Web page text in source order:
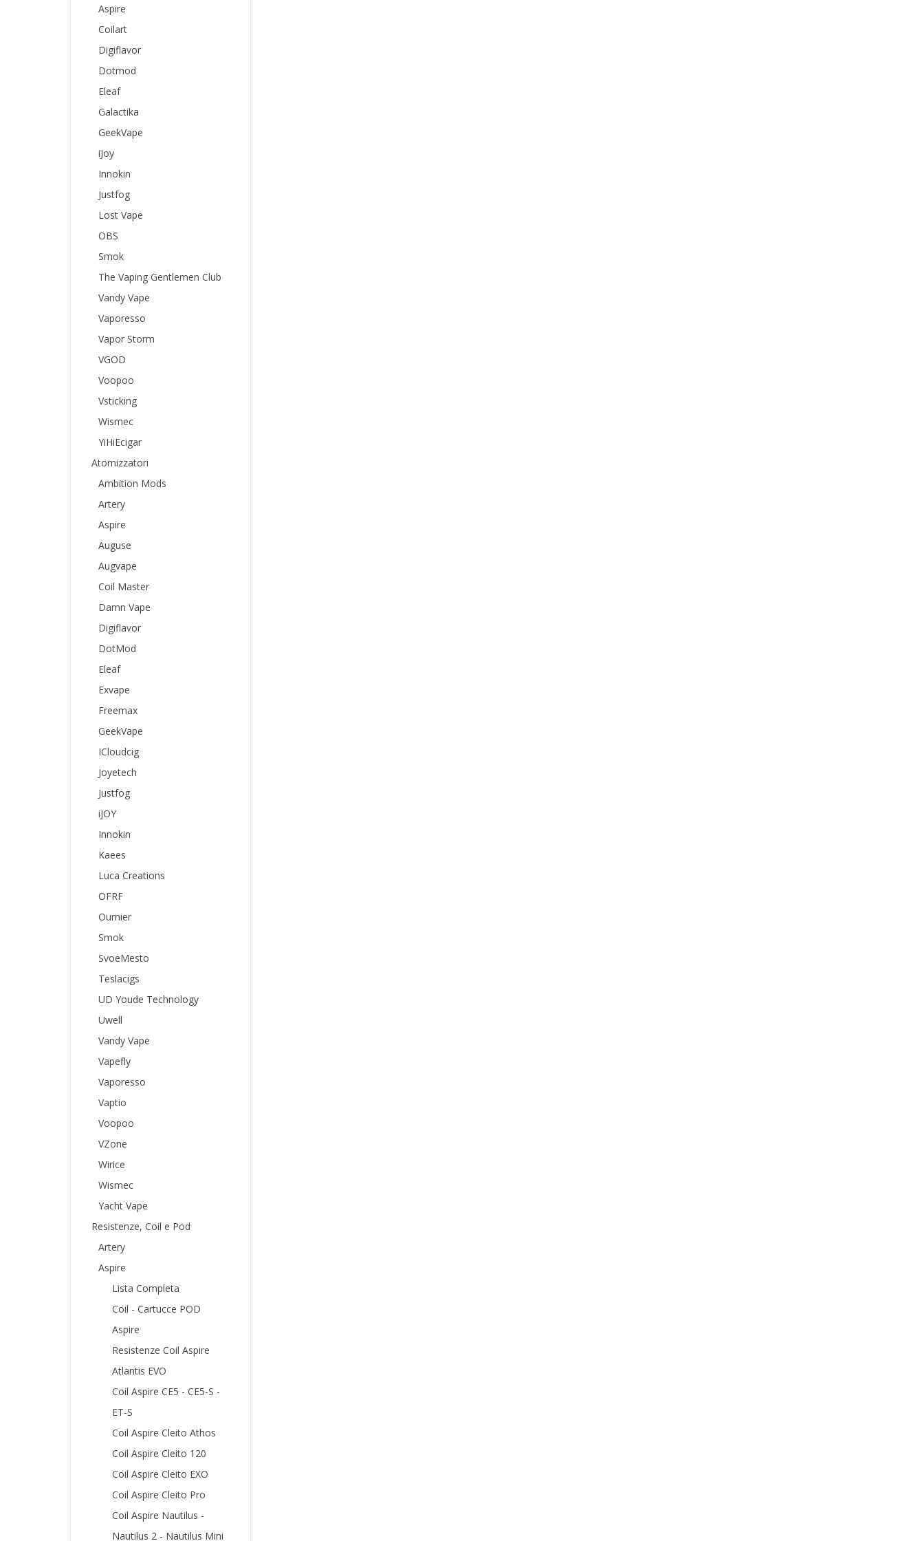
Aspire
Coilart
Digiflavor
Dotmod
Eleaf
Galactika
GeekVape
iJoy
Innokin
Justfog
Lost Vape
OBS
Smok
The Vaping Gentlemen Club
Vandy Vape
Vaporesso
Vapor Storm
VGOD
Voopoo
Vsticking
Wismec
YiHiEcigar
Atomizzatori
Ambition Mods
Artery
Aspire
Auguse
Augvape
Coil Master
Damn Vape
Digiflavor
DotMod
Eleaf
Exvape
Freemax
GeekVape
ICloudcig
Joyetech
Justfog
iJOY
Innokin
Kaees
Luca Creations
OFRF
Oumier
Smok
SvoeMesto
Teslacigs
UD Youde Technology
Uwell
Vandy Vape
Vapefly
Vaporesso
Vaptio
Voopoo
VZone
Wirice
Wismec
Yacht Vape
Resistenze, Coil e Pod
Artery
Aspire
Lista Completa
Coil - Cartucce POD
Aspire
Resistenze Coil Aspire
Atlantis EVO
Coil Aspire CE5 - CE5-S -
ET-S
Coil Aspire Cleito Athos
Coil Aspire Cleito 120
Coil Aspire Cleito EXO
Coil Aspire Cleito Pro
Coil Aspire Nautilus -
Nautilus 2 - Nautilus Mini